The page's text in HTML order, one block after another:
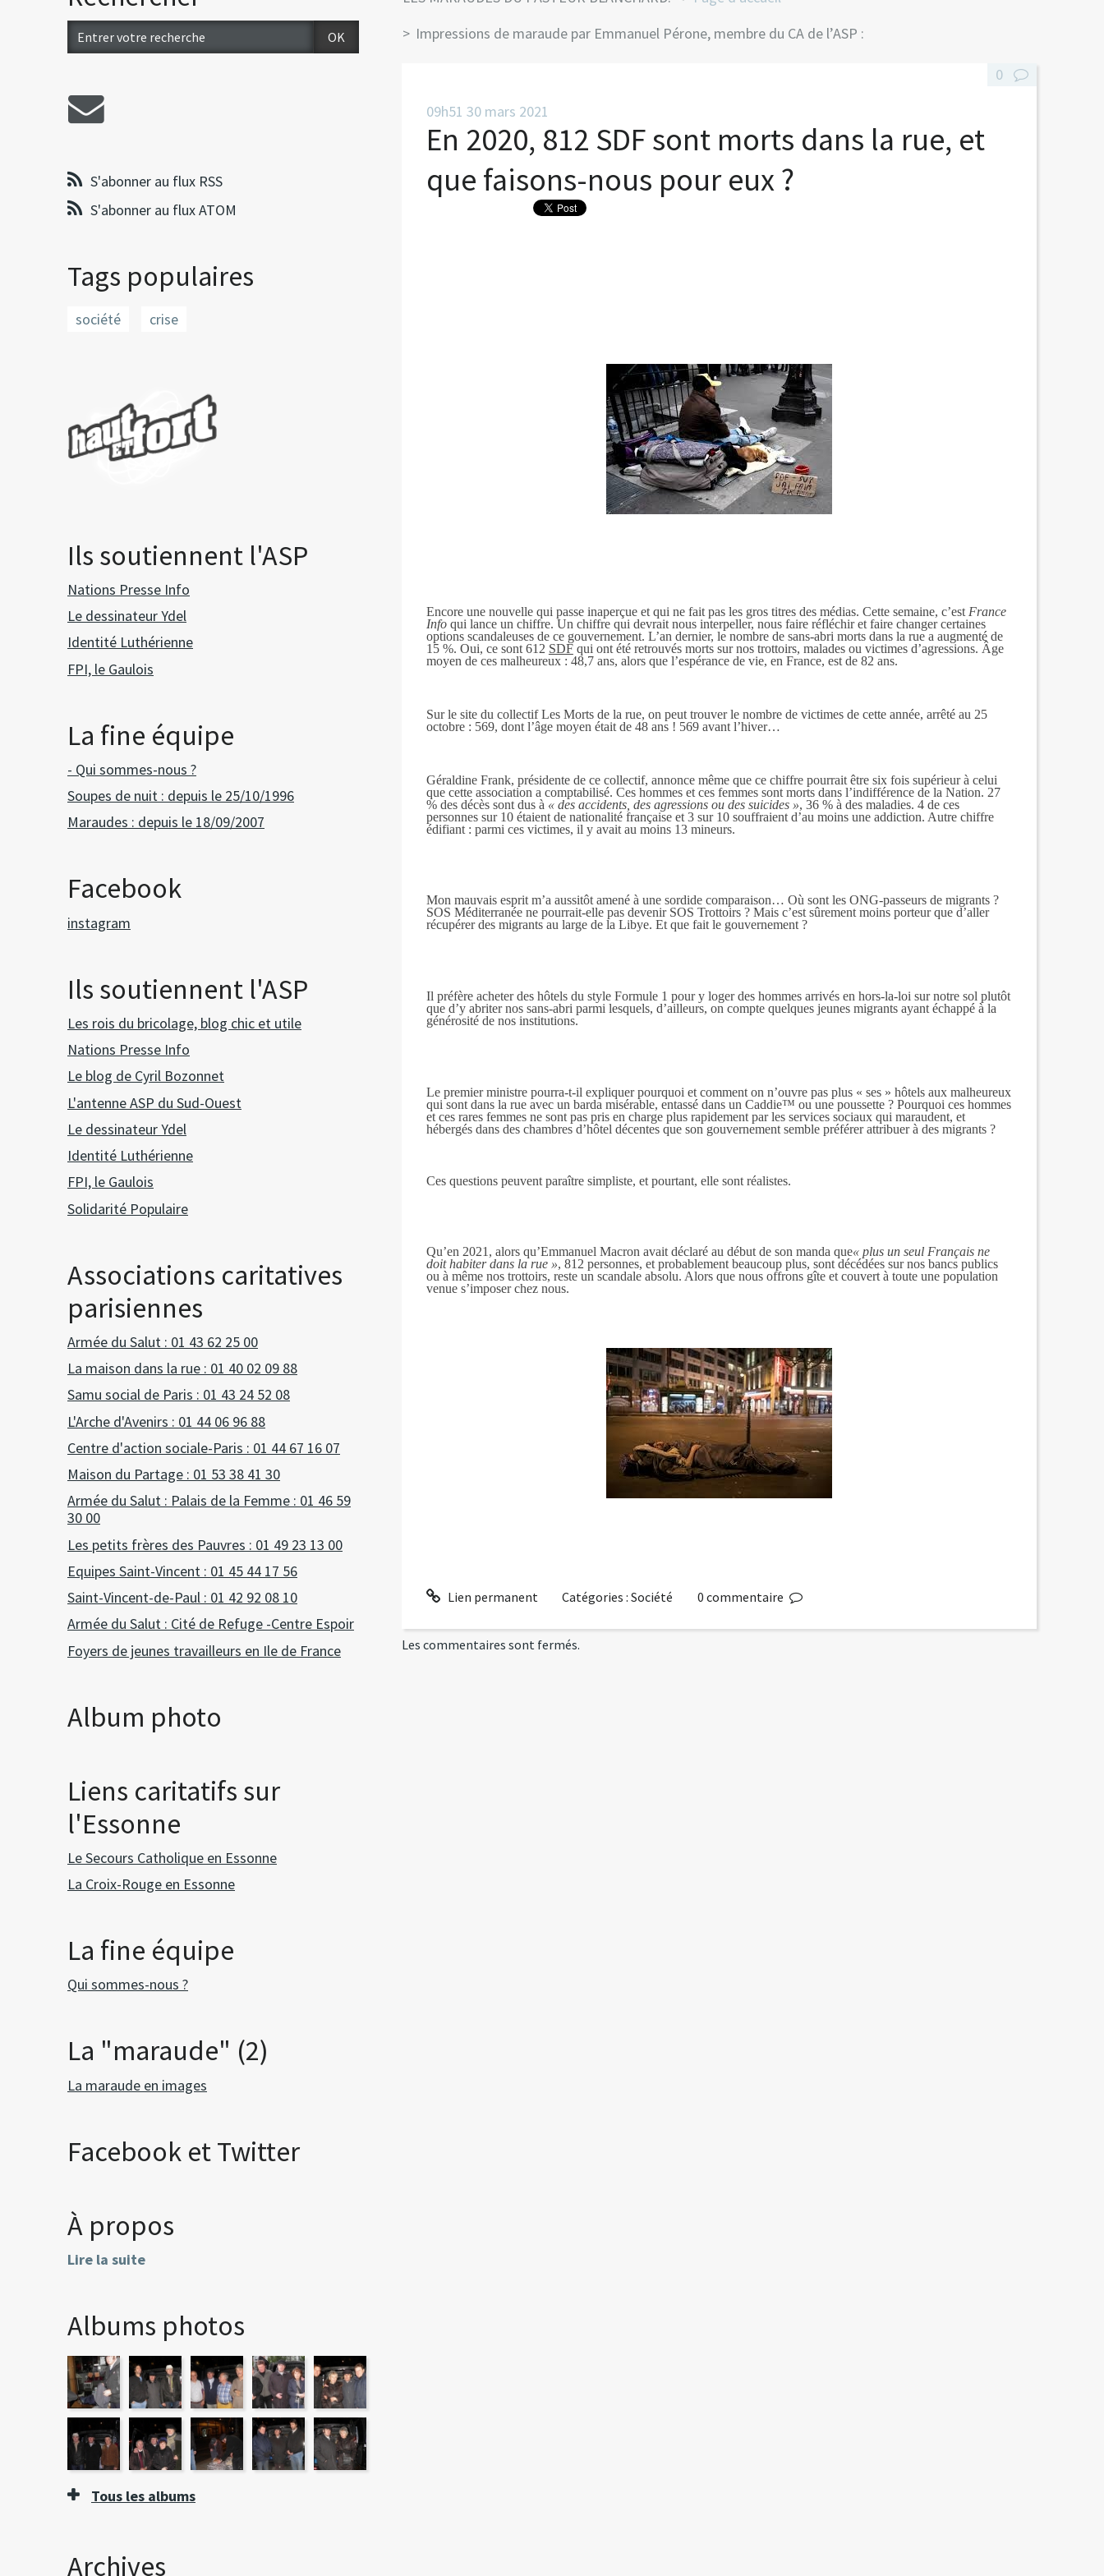
S'abonner au flux RSS
S'abonner au flux ATOM
Tags populaires
société crise
Ils soutiennent l'ASP
Nations Presse Info
Le dessinateur Ydel
Identité Luthérienne
FPI, le Gaulois
La fine équipe
- Qui sommes-nous ?
Soupes de nuit : depuis le 25/10/1996
Maraudes : depuis le 18/09/2007
Facebook
instagram
Ils soutiennent l'ASP
Les rois du bricolage, blog chic et utile
Nations Presse Info
Le blog de Cyril Bozonnet
L'antenne ASP du Sud-Ouest
Le dessinateur Ydel
Identité Luthérienne
FPI, le Gaulois
Solidarité Populaire
Associations caritatives
parisiennes
Armée du Salut : 01 43 62 25 00
La maison dans la rue : 01 40 02 09 88
Samu social de Paris : 01 43 24 52 08
L'Arche d'Avenirs : 01 44 06 96 88
Centre d'action sociale-Paris : 01 44 67 16 07
Maison du Partage : 01 53 38 41 30
Armée du Salut : Palais de la Femme : 01 46 59
30 00
Les petits frères des Pauvres : 01 49 23 13 00
Equipes Saint-Vincent : 01 45 44 17 56
Saint-Vincent-de-Paul : 01 42 92 08 10
Armée du Salut : Cité de Refuge -Centre Espoir
Foyers de jeunes travailleurs en Ile de France
Album photo
Liens caritatifs sur
l'Essonne
Le Secours Catholique en Essonne
La Croix-Rouge en Essonne
La fine équipe
Qui sommes-nous ?
La "maraude" (2)
La maraude en images
Facebook et Twitter
À propos
Lire la suite
Albums photos
Tous les albums
Archives
Impressions de maraude par Emmanuel Pérone, membre du CA de l’ASP :
09h51 30 mars 2021
En 2020, 812 SDF sont morts dans la rue, et
que faisons-nous pour eux ?
Encore une nouvelle qui passe inaperçue et qui ne fait pas les gros titres des médias. Cette semaine, c’est France
Infoqui lance un chiffre. Un chiffre qui devrait nous interpeller, nous faire réfléchir et faire changer certaines
options scandaleuses de ce gouvernement. L’an dernier, le nombre de sans-abri morts dans la rue a augmenté de
15 %. Oui, ce sont 612 SDFqui ont été retrouvés morts sur nos trottoirs, malades ou victimes d’agressions. Âge
moyen de ces malheureux : 48,7 ans, alors que l’espérance de vie, en France, est de 82 ans.
Sur le site du collectif Les Morts de la rue, on peut trouver le nombre de victimes de cette année, arrêté au 25
octobre : 569, dont l’âge moyen était de 48 ans ! 569 avant l’hiver…
Géraldine Frank, présidente de ce collectif, annonce même que ce chiffre pourrait être six fois supérieur à celui
que cette association a comptabilisé. Ces hommes et ces femmes sont morts dans l’indifférence de la Nation. 27
% des décès sont dus à « des accidents, des agressions ou des suicides », 36 % à des maladies. 4 de ces
personnes sur 10 étaient de nationalité française et 3 sur 10 souffraient d’au moins une addiction. Autre chiffre
édifiant : parmi ces victimes, il y avait au moins 13 mineurs.
Mon mauvais esprit m’a aussitôt amené à une sordide comparaison… Où sont les ONG-passeurs de migrants ?
SOS Méditerranée ne pourrait-elle pas devenir SOS Trottoirs ? Mais c’est sûrement moins porteur que d’aller
récupérer des migrants au large de la Libye. Et que fait le gouvernement ?
Il préfère acheter des hôtels du style Formule 1 pour y loger des hommes arrivés en hors-la-loi sur notre sol plutôt
que d’y abriter nos sans-abri parmi lesquels, d’ailleurs, on compte quelques jeunes migrants ayant échappé à la
générosité de nos institutions.
Le premier ministre pourra-t-il expliquer pourquoi et comment on n’ouvre pas plus « ses » hôtels aux malheureux
qui sont dans la rue avec un barda misérable, entassé dans un Caddie™ ou une poussette ? Pourquoi ces hommes
et ces rares femmes ne sont pas pris en charge plus rapidement par les services sociaux qui maraudent, et
hébergés dans des chambres d’hôtel décentes que son gouvernement semble préférer attribuer à des migrants ?
Ces questions peuvent paraître simpliste, et pourtant, elle sont réalistes.
Qu’en 2021, alors qu’Emmanuel Macron avait déclaré au début de son manda que« plus un seul Français ne
doit habiter dans la rue », 812 personnes, et probablement beaucoup plus, sont décédées sur nos bancs publics
ou à même nos trottoirs, reste un scandale absolu. Alors que nous offrons gîte et couvert à toute une population
venue s’imposer chez nous.
Lien permanent Catégories :Société
0
0 commentaire
Les commentaires sont fermés.